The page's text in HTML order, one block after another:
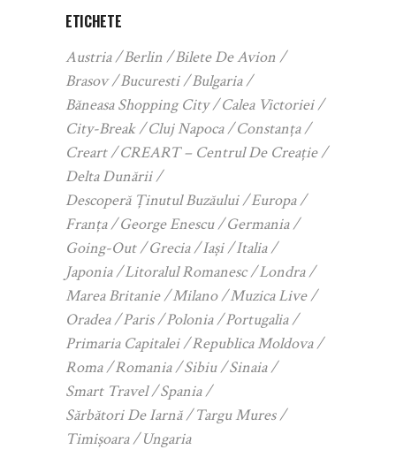
ETICHETE
Austria Berlin
Bilete De Avion
Brasov
Bucuresti
Bulgaria
Băneasa Shopping City
Calea Victoriei
City-Break
Cluj Napoca
Constanța
Creart
CREART – Centrul De Creație
Delta Dunării
Descoperă Ținutul Buzăului
Europa
Franța
George Enescu
Germania
Going-Out
Grecia Iași
Italia
Japonia
Litoralul Romanesc
Londra
Marea Britanie
Milano
Muzica Live
Oradea
Paris Polonia
Portugalia
Primaria Capitalei
Republica Moldova
Roma
Romania Sibiu
Sinaia
Smart Travel
Spania
Sărbători De Iarnă
Targu Mures
Timișoara
Ungaria